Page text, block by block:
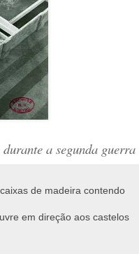
a segunda
de madeira contendo
em direção aos castelos